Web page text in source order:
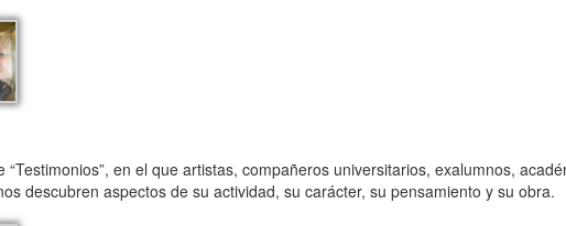
en el que artistas, compañeros universitarios, exalumnos,
descubren aspectos de su actividad, su carácter, su pensamiento y su obra.